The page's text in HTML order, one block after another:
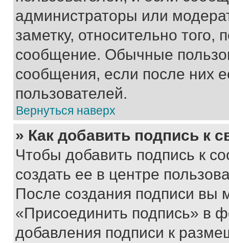
администраторы или
заметку, относительно
сообщение. Обычные
сообщения, если после них
пользователей.
Вернуться наверх
» Как добавить подпись к
Чтобы добавить подпись к
создать ее в центре
После создания подписи вы
«Присоединить подпись» в
добавления подписи к